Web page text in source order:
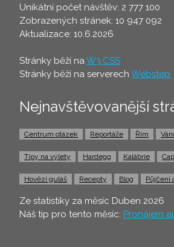
Unikátní počet návštěv: 2 777 100
Zobrazených stránek: 10 947 092
Aktualizace: 10.6.2026
Stránky běží naW3.CSS
Stránky běží na serverech Webstep
Nejnavštěvovanější
Centrum otázek Reportáže Řím
Tipy na výlety Hardegg Kalábrie
Hovězí guláš Recepty Blog Půjčení
Ze statistiky za měsíc Duben 2026
Náš tip pro tento měsíc: Pronájem